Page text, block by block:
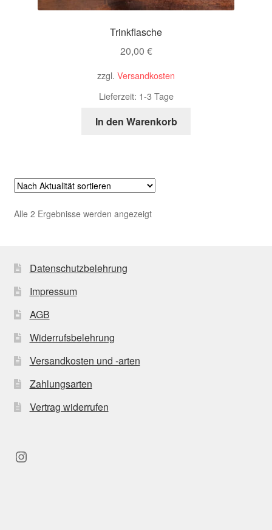
Trinkflasche
20,00 €
zzgl. Versandkosten
Lieferzeit: 1-3 Tage
In den Warenkorb
Alle 2 Ergebnisse werden angezeigtNach
Datenschutzbelehrung
Impressum
AGB
Widerrufsbelehrung
Versandkosten und -arten
Zahlungsarten
Vertrag widerrufen
Instagram